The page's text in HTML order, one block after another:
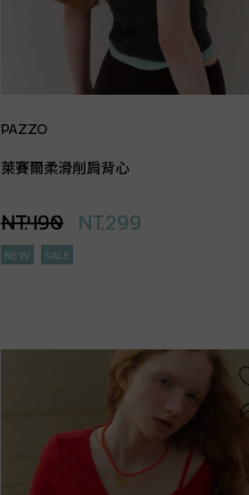
PAZZO
萊賽爾柔滑削肩背心
NT.490 NT.299
NEW SALE